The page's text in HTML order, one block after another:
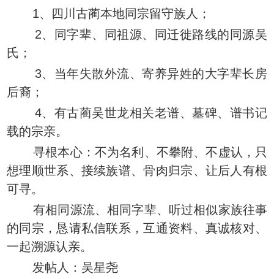
1、四川古蔺本地同宗留守族人；
2、同字辈、同祖源、同迁徙路线的同源吴
氏；
3、当年失散外流、寄养异姓的大字辈长房
后裔；
4、有古蔺吴世龙相关老谱、墓碑、谱书记
载的宗亲。
寻根本心：不为名利、不攀附、不虚认，只
想理顺世系、接续族谱、骨肉归宗、让后人有根
可寻。
有相同源流、相同字辈、听过相似家族往事
的同宗，恳请私信联系，互通资料、真诚核对、
一起溯源认亲。
发帖人：吴星尧